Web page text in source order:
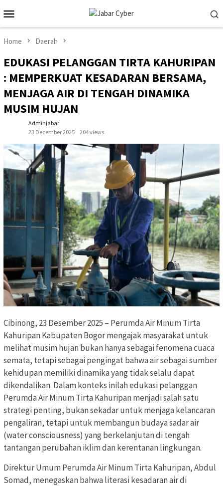
to
contentMenu
Home Daerah
EDUKASI PELANGGAN TIRTA KAHURIPAN
: MEMPERKUAT KESADARAN BERSAMA,
MENJAGA AIR DI TENGAH DINAMIKA
MUSIM HUJAN
Adminjabar
23 December 2025
204 views
Cibinong, 23 Desember 2025 – Perumda Air Minum Tirta
Kahuripan Kabupaten Bogor mengajak masyarakat untuk
melihat musim hujan bukan hanya sebagai fenomena cuaca
semata, tetapi sebagai pengingat bahwa air sebagai sumber
kehidupan memiliki dinamika yang tidak selalu dapat
dikendalikan. Dalam konteks inilah edukasi pelanggan
Perumda Air Minum Tirta Kahuripan menjadi salah satu
strategi penting, bukan sekadar untuk menjaga kelancaran
pengaliran, tetapi untuk membangun budaya sadar air
(water consciousness) yang berkelanjutan di tengah
tantangan perubahan iklim dan kerentanan lingkungan.
Direktur Umum Perumda Air Minum Tirta Kahuripan, Abdul
Somad, menegaskan bahwa literasi kesadaran air di